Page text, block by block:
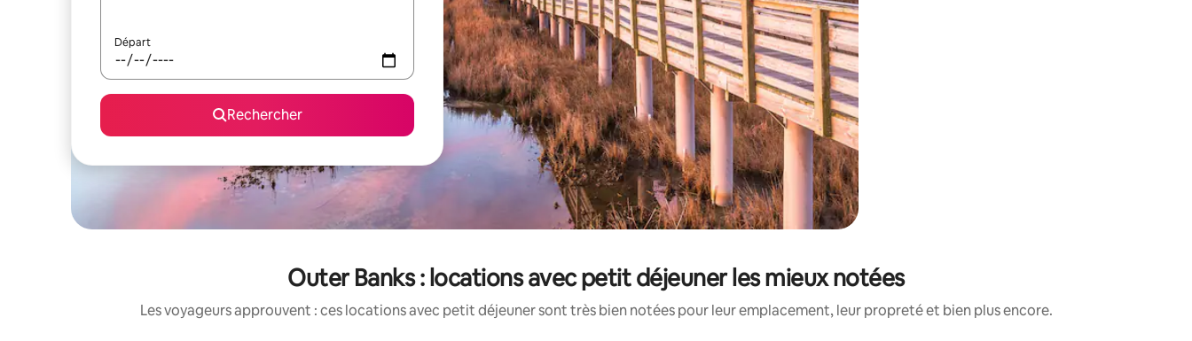
Départ
Rechercher
Outer Banks : locations avec petit déjeuner les mieux notées
Les voyageurs approuvent : ces locations avec petit déjeuner sont très bien notées pour leur emplacement, leur propreté et bien plus encore.